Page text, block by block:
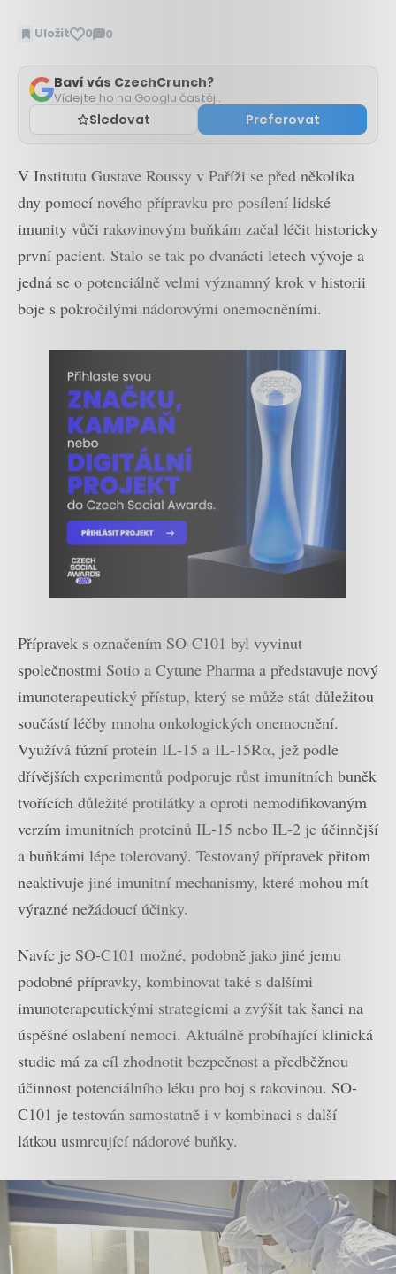
Uložit 0 0
Zobrazit
Baví vás CzechCrunch?
Vídejte ho na Googlu častěji.
Sledovat Preferovat
V Institutu Gustave Roussy v Paříži se před několika
dny pomocí nového přípravku pro posílení lidské
imunity vůči rakovinovým buňkám začal léčit historicky
první pacient. Stalo se tak po dvanácti letech vývoje a
jedná se o potenciálně velmi významný krok v historii
boje s pokročilými nádorovými onemocněními.
Přípravek s označením SO-C101 byl vyvinut
společnostmi Sotio a Cytune Pharma a představuje nový
imunoterapeutický přístup, který se může stát důležitou
součástí léčby mnoha onkologických onemocnění.
Využívá fúzní protein IL-15 a IL-15Rα, jež podle
dřívějších experimentů podporuje růst imunitních buněk
tvořících důležité protilátky a oproti nemodifikovaným
verzím imunitních proteinů IL-15 nebo IL-2 je účinnější
a buňkámi lépe tolerovaný. Testovaný přípravek přitom
neaktivuje jiné imunitní mechanismy, které mohou mít
výrazné nežádoucí účinky.
Navíc je SO-C101 možné, podobně jako jiné jemu
podobné přípravky, kombinovat také s dalšími
imunoterapeutickými strategiemi a zvýšit tak šanci na
úspěšné oslabení nemoci. Aktuálně probíhající klinická
studie má za cíl zhodnotit bezpečnost a předběžnou
účinnost potenciálního léku pro boj s rakovinou. SO-
C101 je testován samostatně i v kombinaci s další
látkou usmrcující nádorové buňky.